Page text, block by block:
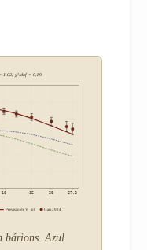
1,02, χ²/dof = 0,89
10 15 20 27.3
Previsão de V_tot Gaia 2024
bárions. Azul